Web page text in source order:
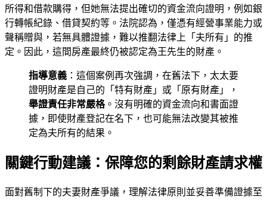
所得和借款購得，但她無法提出確切的資金流向證明，例如銀
行轉帳紀錄、借貸契約等。法院認為，僅憑有經營事業能力或
聲稱贈與，若無具體證據，難以推翻法律上「夫所有」的推
定。因此，這間房產最終仍被認定為王先生的財產。
指導意義 ：這個案例再次強調，在舊法下，太太要
證明財產是自己的「特有財產」或「原有財產」，
舉證責任非常嚴格。沒有明確的資金流向和書面證
據，即使財產登記在名下，也可能無法改變其被推
定為夫所有的結果。
關鍵行動建議：保障您的剩餘財產請求權
面對舊制下的夫妻財產爭議，理解法律原則並妥善準備證據至